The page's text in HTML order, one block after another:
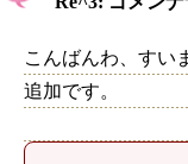
こんばんわ、すい
追加です。